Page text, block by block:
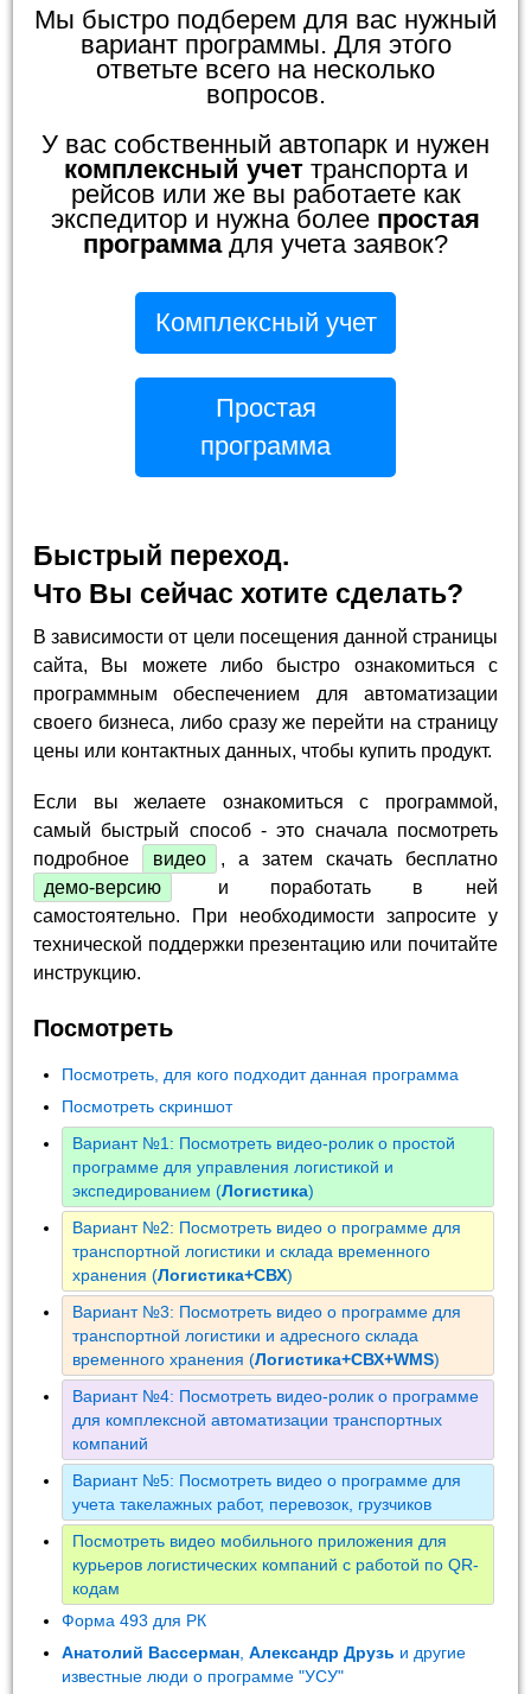
Мы быстро подберем для вас нужный
вариант программы. Для этого
ответьте всего на несколько
вопросов.
У вас собственный автопарк и нужен
комплексный учеттранспорта и
рейсов или же вы работаете как
экспедитор и нужна более простая
программадля учета заявок?
Комплексный учет
Простая
программа
Быстрый переход.
Что Вы сейчас хотите сделать?
В зависимости от цели посещения данной страницы
сайта, Вы можете либо быстро ознакомиться с
программным обеспечением для автоматизации
своего бизнеса, либо сразу же перейти на страницу
цены или контактных данных, чтобы купить продукт.
Если вы желаете ознакомиться с программой,
самый быстрый способ - это сначала посмотреть
подробное
видео
, а затем скачать бесплатно
демо-версию
и поработать в ней
самостоятельно. При необходимости запросите у
технической поддержки презентацию или почитайте
инструкцию.
Посмотреть
Посмотреть, для кого подходит данная программа
Посмотреть скриншот
Вариант №1: Посмотреть видео-ролик о простой
программе для управления логистикой и
экспедированием (Логистика)
Вариант №2: Посмотреть видео о программе для
транспортной логистики и склада временного
хранения (Логистика+СВХ)
Вариант №3: Посмотреть видео о программе для
транспортной логистики и адресного склада
временного хранения (Логистика+СВХ+WMS)
Вариант №4: Посмотреть видео-ролик о программе
для комплексной автоматизации транспортных
компаний
Вариант №5: Посмотреть видео о программе для
учета такелажных работ, перевозок, грузчиков
Посмотреть видео мобильного приложения для
курьеров логистических компаний с работой по QR-
кодам
Форма 493 для РК
Анатолий Вассерман ,Александр Друзь и другие
известные люди о программе "УСУ"